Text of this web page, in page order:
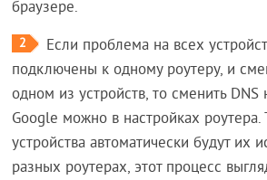
браузере.
2
Если проблема на всех
подключены к одному роутеру, и
одном из устройств, то сменить DNS
Google можно в настройках роутера.
устройства автоматически будут их
разных роутерах, этот процесс